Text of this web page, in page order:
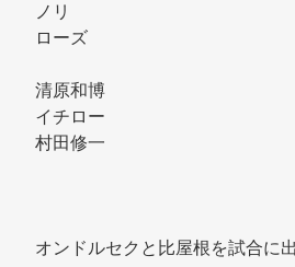
ノリ
ローズ
清原和博
イチロー
村田修一
オンドルセクと比屋根を試合に